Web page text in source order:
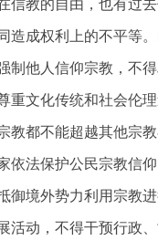
信教的自由，也有过
造成权利上的不平等
制他人信仰宗教，不
文化传统和社会伦理
教都不能超越其他宗
法保护公民宗教信仰
御境外势力利用宗教
活动，不得干预行政